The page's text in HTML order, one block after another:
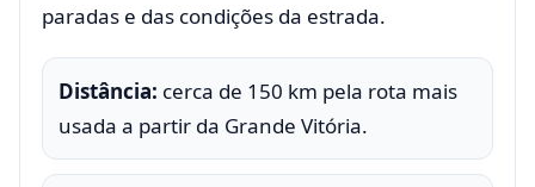
paradas e das condições da estrada.
Distância: cerca de 150 km pela rota mais
usada a partir da Grande Vitória.